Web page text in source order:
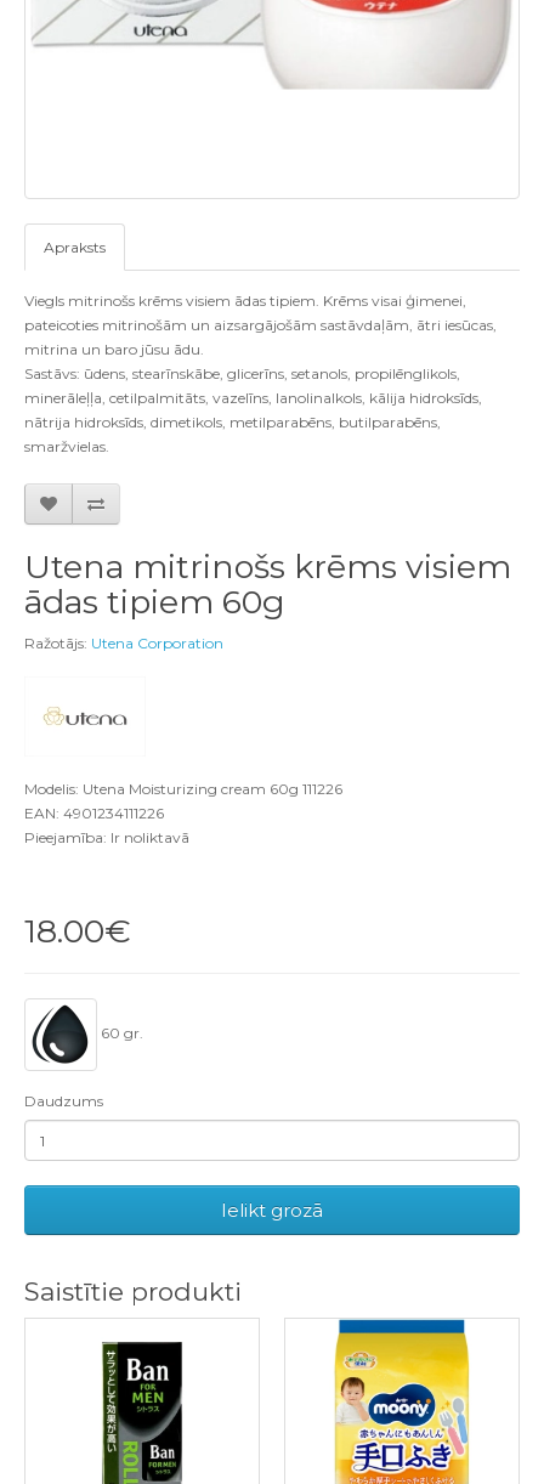
Apraksts
Viegls mitrinošs krēms visiem ādas tipiem. Krēms visai ģimenei,
pateicoties mitrinošām un aizsargājošām sastāvdaļām, ātri iesūcas,
mitrina un baro jūsu ādu.
Sastāvs: ūdens, stearīnskābe, glicerīns, setanols, propilēnglikols,
minerāleļļa, cetilpalmitāts, vazelīns, lanolinalkols, kālija hidroksīds,
nātrija hidroksīds, dimetikols, metilparabēns, butilparabēns,
smaržvielas.
Utena mitrinošs krēms visiem
ādas tipiem 60g
Ražotājs: Utena Corporation
Modelis: Utena Moisturizing cream 60g 111226
EAN: 4901234111226
Pieejamība: Ir noliktavā
18.00€
60 gr.
Daudzums
Ielikt grozā
Saistītie produkti